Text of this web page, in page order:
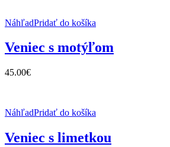
NáhľadPridať do košíka
Veniec s motýľom
45.00€
NáhľadPridať do košíka
Veniec s limetkou